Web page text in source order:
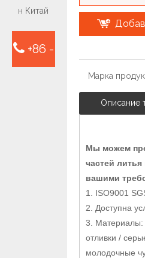
н Китай
+86 -
Марка
Описание
Мы можем
частей литья
вашими
1. ISO9001
2. Доступна
3. Материалы:
отливки /
молодочные